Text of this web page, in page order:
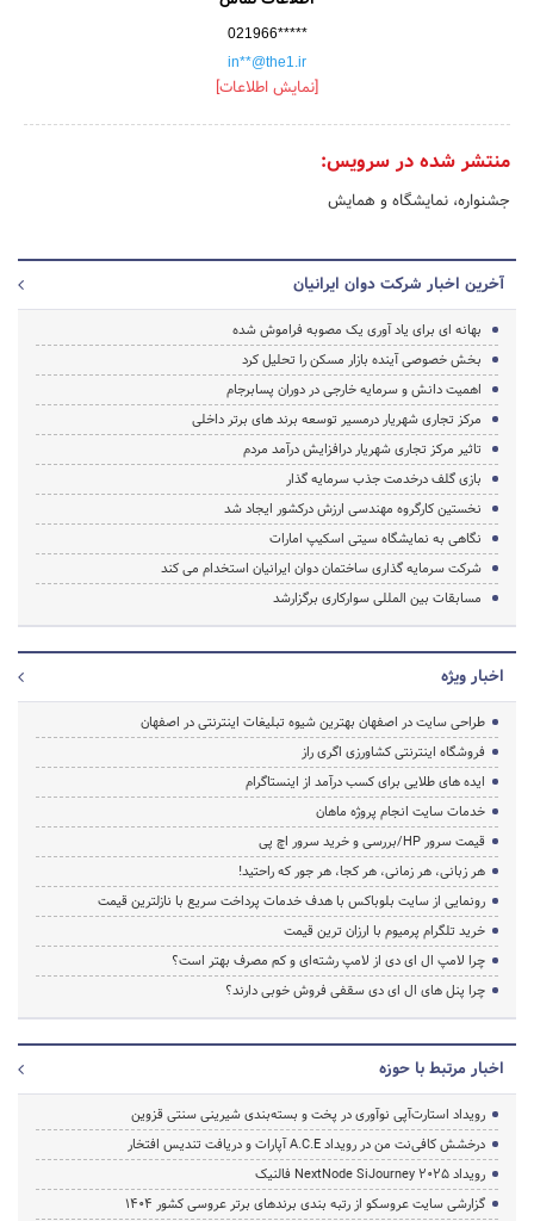
021966*****
in**@the1.ir
[نمایش اطلاعات]
منتشر شده در سرویس:
جشنواره، نمایشگاه و همایش
آخرین اخبار شرکت دوان ایرانیان
بهانه ای برای یاد آوری یک مصوبه فراموش شده
بخش خصوصی آینده بازار مسکن را تحلیل کرد
اهمیت دانش و سرمایه خارجی در دوران پسابرجام
مرکز تجاری شهریار درمسیر توسعه برند های برتر داخلی
تاثیر مرکز تجاری شهریار درافزایش درآمد مردم
بازی گلف درخدمت جذب سرمایه گذار
نخستین کارگروه مهندسی ارزش درکشور ایجاد شد
نگاهی به نمایشگاه سیتی اسکیپ امارات
شرکت سرمایه گذاری ساختمان دوان ایرانیان استخدام می کند
مسابقات بین المللی سوارکاری برگزارشد
اخبار ویژه
طراحی سایت در اصفهان بهترین شیوه تبلیغات اینترنتی در اصفهان
فروشگاه اینترنتی کشاورزی اگری راز
ایده های طلایی برای کسب درآمد از اینستاگرام
خدمات سایت انجام پروژه ماهان
قیمت سرور HP/بررسی و خرید سرور اچ پی
هر زبانی، هر زمانی، هر کجا، هر جور که راحتید!
رونمایی از سایت بلوباکس با هدف خدمات پرداخت سریع با نازلترین قیمت
خرید تلگرام پرمیوم با ارزان ترین قیمت
چرا لامپ ال ای دی از لامپ رشته‌ای و کم مصرف بهتر است؟
چرا پنل های ال ای دی سقفی فروش خوبی دارند؟
اخبار مرتبط با حوزه
رویداد استارت‌آپی نوآوری در پخت و بسته‌بندی شیرینی سنتی قزوین
درخشش کافی‌نت من در رویداد A.C.E آپارات و دریافت تندیس افتخار
رویداد NextNode SiJourney 2025 فالنیک
گزارشی سایت عروسکو از رتبه بندی برندهای برتر عروسی کشور 1404